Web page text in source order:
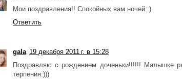
Мои поздравления!! Спокойных вам ночей :)
Ответить
gala 19 декабря 2011 г. в 15:28
Поздравляю с рождением доченьки!!!!!! Малышке
терпения:)))